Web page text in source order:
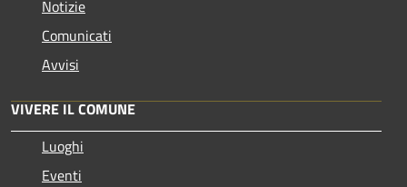
Notizie
Comunicati
Avvisi
VIVERE IL COMUNE
Luoghi
Eventi